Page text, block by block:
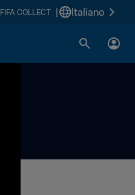
FIFA COLLECT Italiano